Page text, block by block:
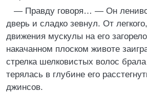
— Правду говоря… — Он лениво
дверь и сладко зевнул. От
движения мускулы на его
накачанном плоском животе
стрелка шелковистых волос
терялась в глубине его
джинсов.